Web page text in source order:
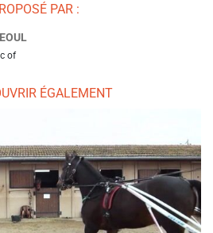
PAR :
of
ÉGALEMENT